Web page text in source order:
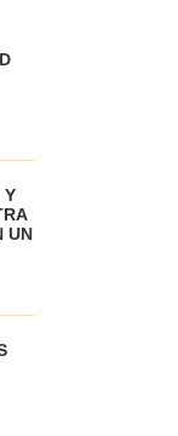
Y
UN